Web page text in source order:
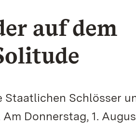
auf dem
Staatlichen Schlösser
Donnerstag, 1.